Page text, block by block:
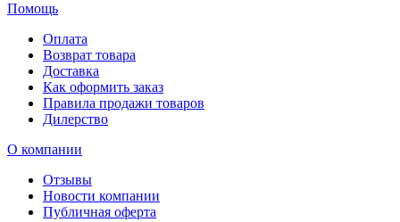
Помощь
Оплата
Возврат товара
Доставка
Как оформить заказ
Правила продажи товаров
Дилерство
О компании
Отзывы
Новости компании
Публичная оферта